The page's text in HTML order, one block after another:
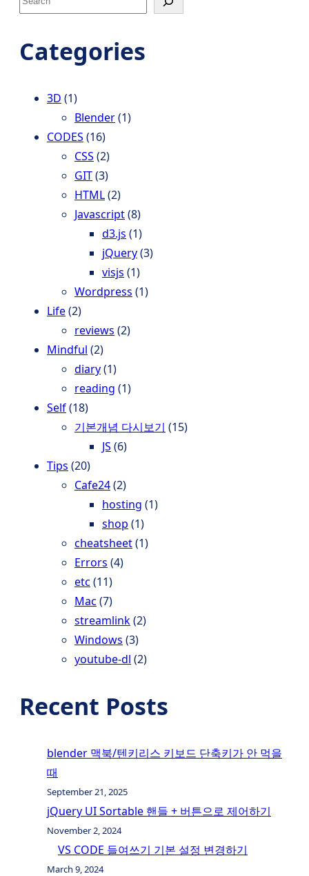
e
rCategories
3D (1)
Blender(1)
CODES (16)
CSS (2)
GIT(3)
HTML(2)
Javascript(8)
d3.js (1)
jQuery(3)
visjs (1)
Wordpress (1)
Life(2)
reviews (2)
Mindful (2)
diary(1)
reading (1)
Self(18)
기본개념 다시보기 (15)
JS (6)
Tips (20)
Cafe24(2)
hosting (1)
shop (1)
cheatsheet(1)
Errors (4)
etc (11)
Mac (7)
streamlink(2)
Windows (3)
youtube-dl (2)
Recent Posts
blender 맥북/텐키리스 키보드 단축키가 안 먹을
때
September 21, 2025
jQuery UI Sortable 핸들 + 버튼으로 제어하기
November 2, 2024
VS CODE 들여쓰기 기본 설정 변경하기
March 9, 2024